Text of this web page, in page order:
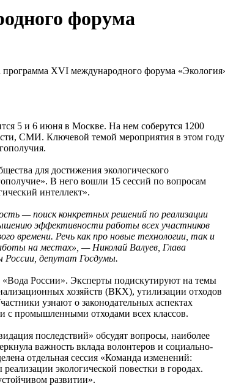
форума
5 и 6 июня в Москве. На нем соберутся 1200
СМИ. Ключевой темой мероприятия в этом году
для достижения экологического
В него вошли 15 сессий по вопросам
интеллект».
— поиск конкретных решений по реализации
эффективности работы всех участников
времени. Речь как про новые технологии, так и
на местах», — Николай Валуев, Глава
России, депутат Госдумы.
«Вода России». Эксперты подискутируют на темы
хозяйств (ВКХ), утилизации отходов
узнают о законодательных аспектах
с промышленными отходами всех классов.
последствий» обсудят вопросы, наиболее
важность вклада волонтеров и социально-
отдельная сессия «Команда изменений:
экологической повестки в городах.
развитии».